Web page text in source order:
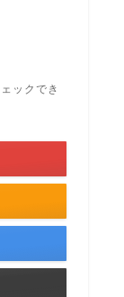
ックでき